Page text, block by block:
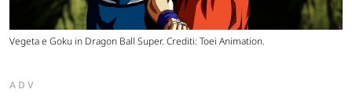
Vegeta e Goku in Dragon Ball Super. Crediti: Toei Animation.
ADV